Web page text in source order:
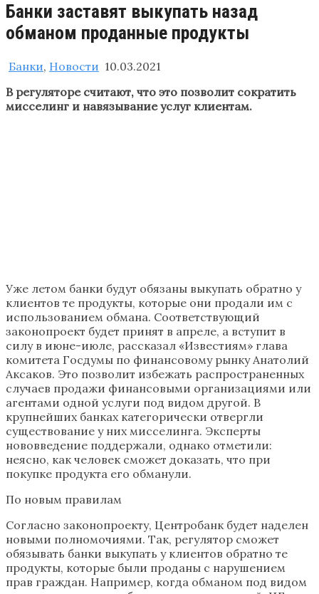
Банки заставят выкупать назад
обманом проданные продукты
Банки, Новости 10.03.2021
В регуляторе считают, что это позволит сократить
мисселинг и навязывание услуг клиентам.
Уже летом банки будут обязаны выкупать обратно у
клиентов те продукты, которые они продали им с
использованием обмана. Соответствующий
законопроект будет принят в апреле, а вступит в
силу в июне-июле, рассказал «Известиям» глава
комитета Госдумы по финансовому рынку Анатолий
Аксаков. Это позволит избежать распространенных
случаев продажи финансовыми организациями или
агентами одной услуги под видом другой. В
крупнейших банках категорически отвергли
существование у них мисселинга. Эксперты
нововведение поддержали, однако отметили:
неясно, как человек сможет доказать, что при
покупке продукта его обманули.
По новым правилам
Согласно законопроекту, Центробанк будет наделен
новыми полномочиями. Так, регулятор сможет
обязывать банки выкупать у клиентов обратно те
продукты, которые были проданы с нарушением
прав граждан. Например, когда обманом под видом